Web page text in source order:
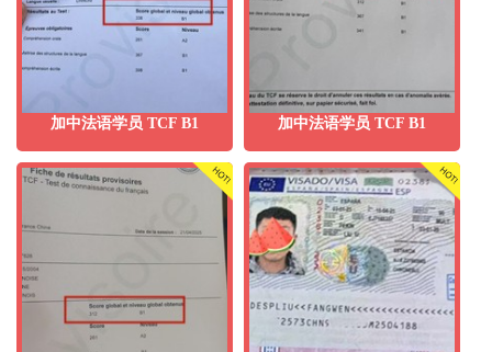
加中法语学员 TCF B1 加中法语学员 TCF B1